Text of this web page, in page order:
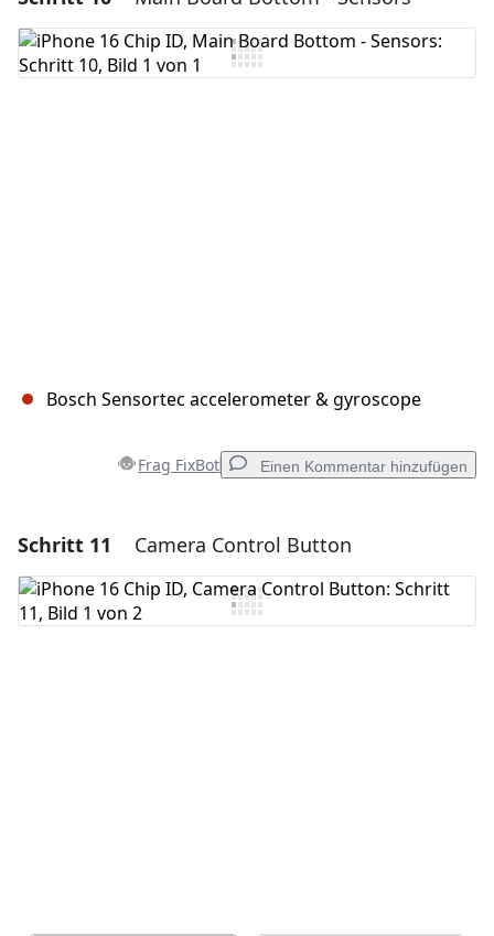
Kommentar hinzufügen
Bosch Sensortec accelerometer & gyroscope
Frag FixBot Einen Kommentar hinzufügen
Einen Kommentar hinzufügen
Kommentar hinzufügen
Schritt 11 Camera Control Button